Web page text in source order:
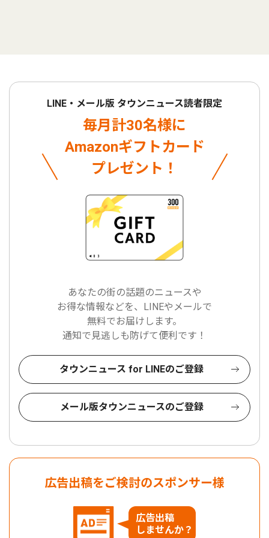
LINE・メール版 タウンニュース読者限定
毎月計30名様に
Amazonギフトカード
プレゼント！
あなたの街の話題のニュースや
お得な情報などを、LINEやメールで
無料でお届けします。
通知で見逃しも防げて便利です！
タウンニュース for LINEのご登録
メール版タウンニュースのご登録
広告出稿をご検討のスポンサー様
広告出稿
しませんか？